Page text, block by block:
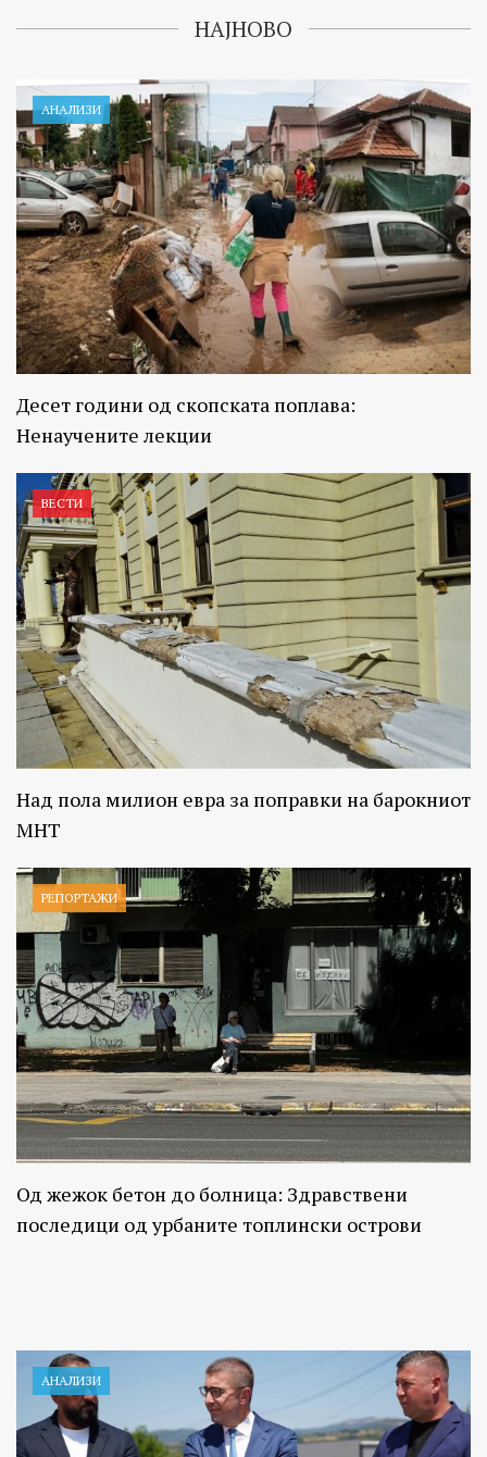
НАЈНОВО
АНАЛИЗИ
Десет години од скопската поплава:
Ненаучените лекции
ВЕСТИ
Над пола милион евра за поправки на барокниот
МНТ
РЕПОРТАЖИ
Од жежок бетон до болница: Здравствени
последици од урбаните топлински острови
АНАЛИЗИ